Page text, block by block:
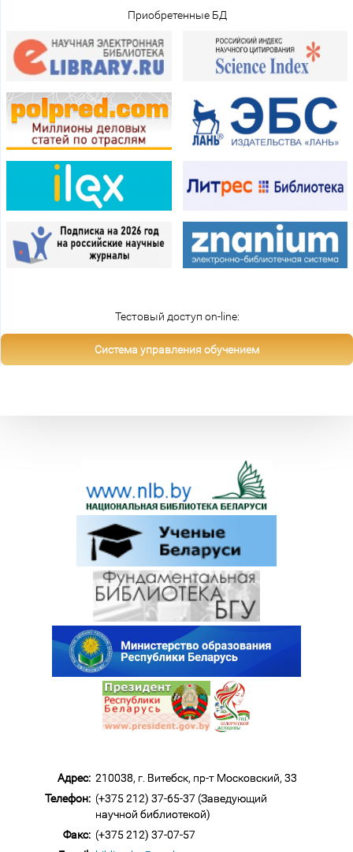
Приобретенные БД
Тестовый доступ on-line:
Система управления обучением
Адрес: 210038, г. Витебск, пр-т Московский, 33
Телефон: (+375 212) 37-65-37 (Заведующий
научной библиотекой)
Факс: (+375 212) 37-07-57